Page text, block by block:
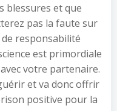
blessures et que
pas la faute sur
de responsabilité
est primordiale
votre partenaire.
et va donc offrir
positive pour la